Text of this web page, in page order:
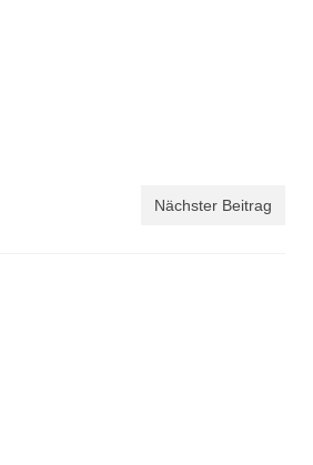
Nächster Beitrag